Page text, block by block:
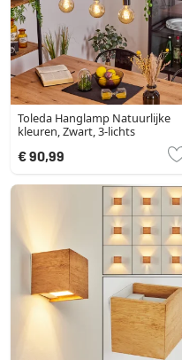
Toleda Hanglamp Natuurlijke
kleuren, Zwart, 3-lichts
€ 90,99